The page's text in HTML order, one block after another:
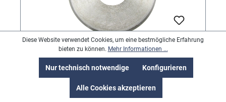
Maßscheibe Nr. 57 aus Stahl
Diese Website verwendet Cookies, um eine bestmögliche Erfahrung
bieten zu können. Mehr Informationen ...
Nur technisch notwendige Konfigurieren
Alle Cookies akzeptieren